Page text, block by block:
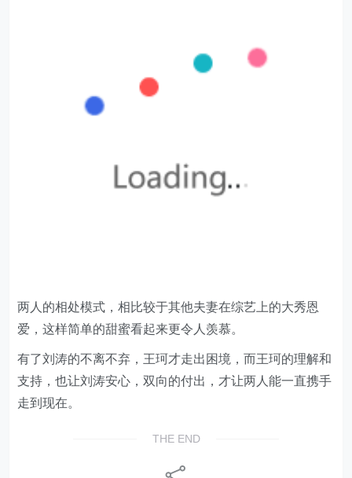
两人的相处模式，相比较于其他夫妻在综艺上的大秀恩
爱，这样简单的甜蜜看起来更令人羡慕。
有了刘涛的不离不弃，王珂才走出困境，而王珂的理解和
支持，也让刘涛安心，双向的付出，才让两人能一直携手
走到现在。
THE END